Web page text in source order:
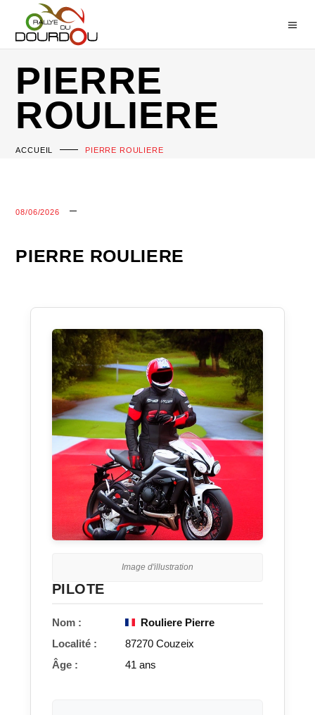
PIERRE
ROULIERE
ACCUEIL PIERRE ROULIERE
08/06/2026
PIERRE ROULIERE
Image d'illustration
PILOTE
Nom :
Rouliere Pierre
Localité :
87270 Couzeix
Âge :
41 ans